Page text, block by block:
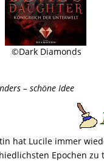
©Dark Diamonds
– schöne Idee
hat Lucile immer
Epochen